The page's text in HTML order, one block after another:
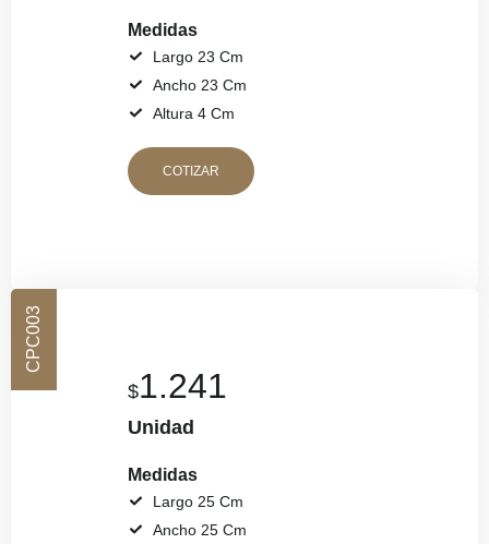
Medidas
Largo 23 Cm
Ancho 23 Cm
Altura 4 Cm
COTIZAR
CPC003
$1.241
Unidad
Medidas
Largo 25 Cm
Ancho 25 Cm